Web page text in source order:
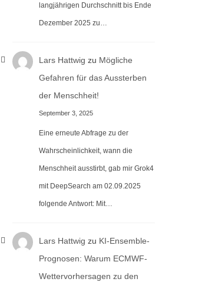
langjährigen Durchschnitt bis Ende
Dezember 2025 zu…
Lars Hattwig zu Mögliche
Gefahren für das Aussterben
der Menschheit!
September 3, 2025
Eine erneute Abfrage zu der
Wahrscheinlichkeit, wann die
Menschheit ausstirbt, gab mir Grok4
mit DeepSearch am 02.09.2025
folgende Antwort: Mit…
Lars Hattwig zu KI-Ensemble-
Prognosen: Warum ECMWF-
Wettervorhersagen zu den